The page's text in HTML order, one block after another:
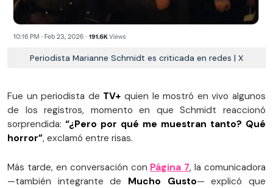
Periodista Marianne Schmidt es criticada en redes | X
Fue un periodista de TV+ quien le mostró en vivo algunos
de los registros, momento en que Schmidt reaccionó
sorprendida: “¿Pero por qué me muestran tanto? Qué
horror”, exclamó entre risas.
Más tarde, en conversación con Página 7, la comunicadora
—también integrante de Mucho Gusto— explicó que